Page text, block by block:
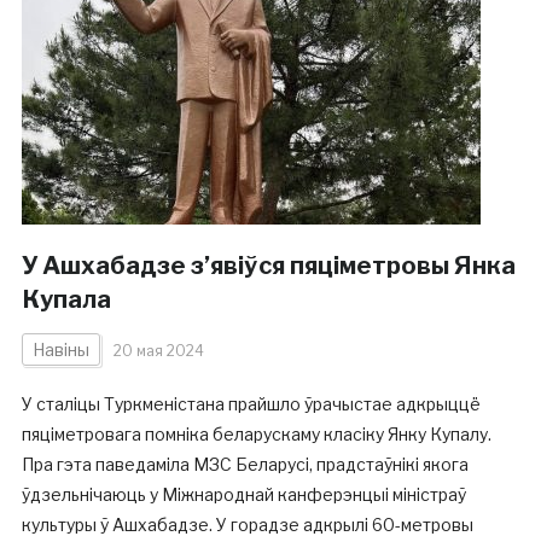
У Ашхабадзе з’явіўся пяціметровы Янка
Купала
Навіны 20 мая 2024
У сталіцы Туркменістана прайшло ўрачыстае адкрыццё
пяціметровага помніка беларускаму класіку Янку Купалу.
Пра гэта паведаміла МЗС Беларусі, прадстаўнікі якога
ўдзельнічаюць у Міжнароднай канферэнцыі міністраў
культуры ў Ашхабадзе. У горадзе адкрылі 60-метровы